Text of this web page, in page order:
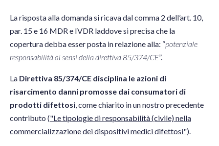
La risposta alla domanda si ricava dal comma 2 dell’art. 10,
par. 15 e 16 MDR e IVDR laddove si precisa che la
copertura debba esser posta in relazione alla: “potenziale
responsabilità ai sensi della direttiva 85/374/CE”.
La Direttiva 85/374/CE disciplina le azioni di
risarcimento danni promosse dai consumatori di
prodotti difettosi, come chiarito in un nostro precedente
contributo ("Le tipologie di responsabilità (civile) nella
commercializzazione dei dispositivi medici difettosi").